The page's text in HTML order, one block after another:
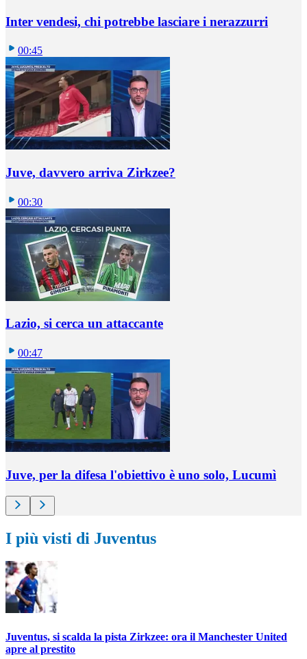
Inter vendesi, chi potrebbe lasciare i nerazzurri
00:45
Juve, davvero arriva Zirkzee?
00:30
Lazio, si cerca un attaccante
00:47
Juve, per la difesa l'obiettivo è uno solo, Lucumì
I più visti di Juventus
Juventus, si scalda la pista Zirkzee: ora il Manchester United
apre al prestito